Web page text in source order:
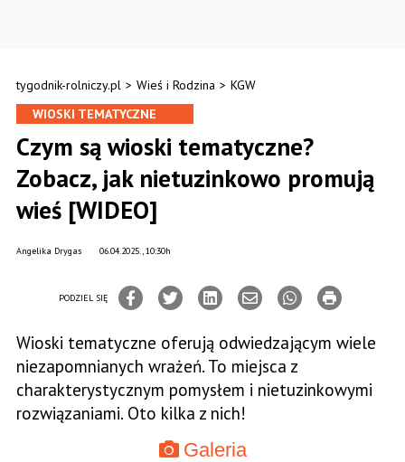
tygodnik-rolniczy.pl > Wieś i Rodzina > KGW
WIOSKI TEMATYCZNE
Czym są wioski tematyczne?
Zobacz, jak nietuzinkowo promują
wieś [WIDEO]
06.04.2025., 10:30h
Angelika Drygas
PODZIEL SIĘ
Wioski tematyczne oferują odwiedzającym wiele
niezapomnianych wrażeń. To miejsca z
charakterystycznym pomysłem i nietuzinkowymi
rozwiązaniami. Oto kilka z nich!
Galeria